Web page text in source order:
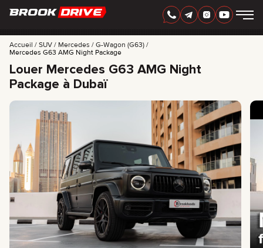
FRANÇAIS AED
PÉRIODE DE LOCATION
FAQ
CERTIFICATES
CONTACTS
PARTENARIAT
LOUEZ-POSSÉDEZ
info@brook-drive.rent
971 52 193 88 88
7 925 283 88 88
Accueil SUV Mercedes
G-Wagon (G63)
Mercedes G63 AMG Night Package
Louer Mercedes G63 AMG Night
Package à Dubaï